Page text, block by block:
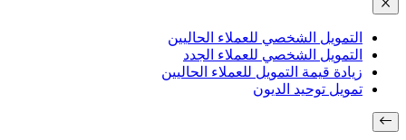
التمويل الشخصي للعملاء الحاليين
التمويل الشخصي للعملاء الجدد
زيادة قيمة التمويل للعملاء الحاليين
تمويل توحيد الديون